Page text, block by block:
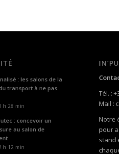
: les salons de la
transport à ne pas
h 28 min
: concevoir un
au salon de
h 12 min
Tél. :
Mail :
Notre
pour
stand